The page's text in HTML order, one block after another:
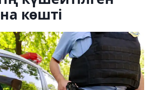
көшті